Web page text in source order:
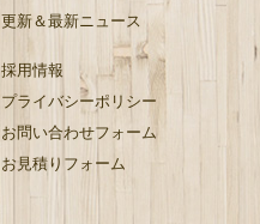
更新＆最新ニュース
採用情報
プライバシーポリシー
お問い合わせフォーム
お見積りフォーム